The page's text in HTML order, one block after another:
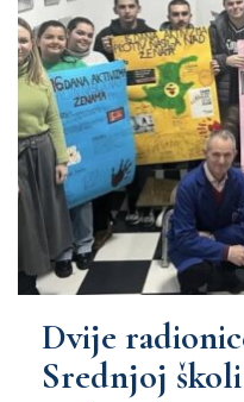
Dvije
Srednjoj